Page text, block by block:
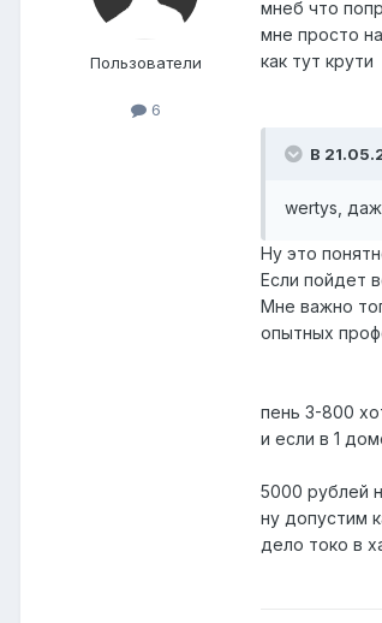
Пользователи
6
мнеб что
мне просто
как тут крути
В
wertys,
Ну это
Если пойдет
Мне важно
опытных
пень 3-800
и если в 1
5000 рублей
ну допустим
дело токо в